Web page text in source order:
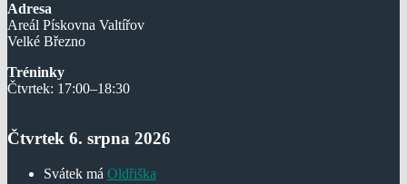
Adresa
Areál Pískovna Valtířov
Velké Březno
Tréninky
Čtvrtek: 17:00–18:30
Čtvrtek 6. srpna 2026
Svátek má Oldřiška